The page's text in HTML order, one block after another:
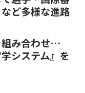
t
ど多様な進路
組み合わせ…
システム』を